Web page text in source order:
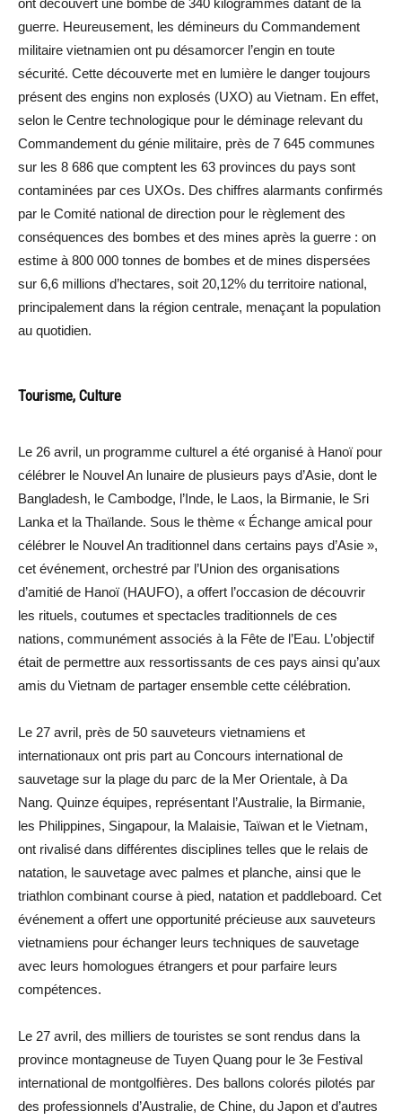
guerre. Heureusement, les démineurs du Commandement
militaire vietnamien ont pu désamorcer l’engin en toute
sécurité. Cette découverte met en lumière le danger toujours
présent des engins non explosés (UXO) au Vietnam. En effet,
selon le Centre technologique pour le déminage relevant du
Commandement du génie militaire, près de 7 645 communes
sur les 8 686 que comptent les 63 provinces du pays sont
contaminées par ces UXOs. Des chiffres alarmants confirmés
par le Comité national de direction pour le règlement des
conséquences des bombes et des mines après la guerre : on
estime à 800 000 tonnes de bombes et de mines dispersées
sur 6,6 millions d’hectares, soit 20,12% du territoire national,
principalement dans la région centrale, menaçant la population
au quotidien.
Tourisme, Culture
Le 26 avril, un programme culturel a été organisé à Hanoï pour
célébrer le Nouvel An lunaire de plusieurs pays d’Asie, dont le
Bangladesh, le Cambodge, l’Inde, le Laos, la Birmanie, le Sri
Lanka et la Thaïlande. Sous le thème « Échange amical pour
célébrer le Nouvel An traditionnel dans certains pays d’Asie »,
cet événement, orchestré par l’Union des organisations
d’amitié de Hanoï (HAUFO), a offert l’occasion de découvrir
les rituels, coutumes et spectacles traditionnels de ces
nations, communément associés à la Fête de l’Eau. L’objectif
était de permettre aux ressortissants de ces pays ainsi qu’aux
amis du Vietnam de partager ensemble cette célébration.
Le 27 avril, près de 50 sauveteurs vietnamiens et
internationaux ont pris part au Concours international de
sauvetage sur la plage du parc de la Mer Orientale, à Da
Nang. Quinze équipes, représentant l’Australie, la Birmanie,
les Philippines, Singapour, la Malaisie, Taïwan et le Vietnam,
ont rivalisé dans différentes disciplines telles que le relais de
natation, le sauvetage avec palmes et planche, ainsi que le
triathlon combinant course à pied, natation et paddleboard. Cet
événement a offert une opportunité précieuse aux sauveteurs
vietnamiens pour échanger leurs techniques de sauvetage
avec leurs homologues étrangers et pour parfaire leurs
compétences.
Le 27 avril, des milliers de touristes se sont rendus dans la
province montagneuse de Tuyen Quang pour le 3e Festival
international de montgolfières. Des ballons colorés pilotés par
des professionnels d’Australie, de Chine, du Japon et d’autres